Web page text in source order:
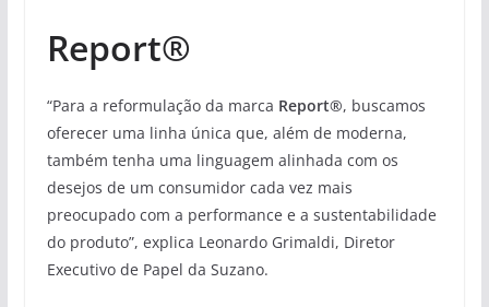
Report®
“Para a reformulação da marca Report®, buscamos
oferecer uma linha única que, além de moderna,
também tenha uma linguagem alinhada com os
desejos de um consumidor cada vez mais
preocupado com a performance e a sustentabilidade
do produto”, explica Leonardo Grimaldi, Diretor
Executivo de Papel da Suzano.